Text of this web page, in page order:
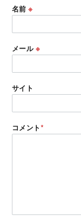
名前※
メール ※
サイト
コメント*